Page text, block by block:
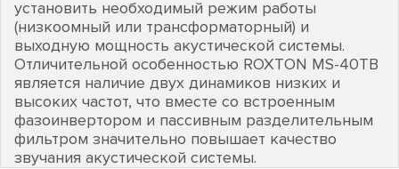
установить необходимый режим работы
(низкоомный или трансформаторный) и
выходную мощность акустической системы.
Отличительной особенностью ROXTON MS-40TB
является наличие двух динамиков низких и
высоких частот, что вместе со встроенным
фазоинвертором и пассивным разделительным
фильтром значительно повышает качество
звучания акустической системы.